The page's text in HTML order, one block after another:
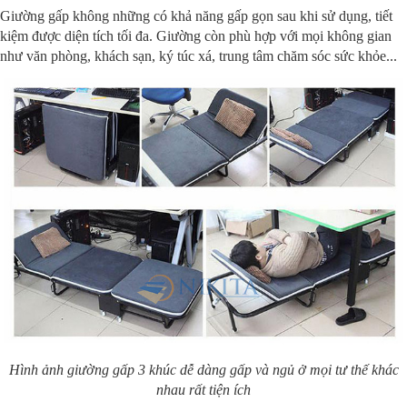
Giường gấp không những có khả năng gấp gọn sau khi sử dụng, tiết
kiệm được diện tích tối đa. Giường còn phù hợp với mọi không gian
như văn phòng, khách sạn, ký túc xá, trung tâm chăm sóc sức khỏe...
Hình ảnh giường gấp 3 khúc dễ dàng gấp và ngủ ở mọi tư thế khác
nhau rất tiện ích